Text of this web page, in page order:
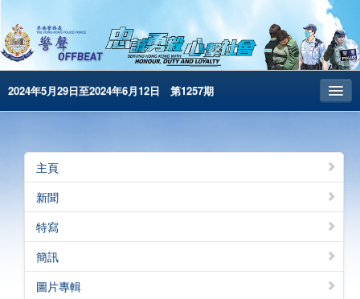
2024年5月29日至2024年6月12日 第1257期
昔日警聲
警務處主頁
简体版
English
電子書版
主頁
新聞
特寫
簡訊
圖片專輯